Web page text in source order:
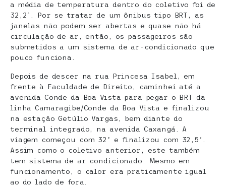
a média de temperatura dentro do coletivo foi de
32,2º. Por se tratar de um ônibus tipo BRT, as
janelas não podem ser abertas e quase não há
circulação de ar, então, os passageiros são
submetidos a um sistema de ar-condicionado que
pouco funciona.
Depois de descer na rua Princesa Isabel, em
frente à Faculdade de Direito, caminhei até a
avenida Conde da Boa Vista para pegar o BRT da
linha Camaragibe/Conde da Boa Vista e finalizou
na estação Getúlio Vargas, bem diante do
terminal integrado, na avenida Caxangá. A
viagem começou com 32º e finalizou com 32,5º.
Assim como o coletivo anterior, este também
tem sistema de ar condicionado. Mesmo em
funcionamento, o calor era praticamente igual
ao do lado de fora.